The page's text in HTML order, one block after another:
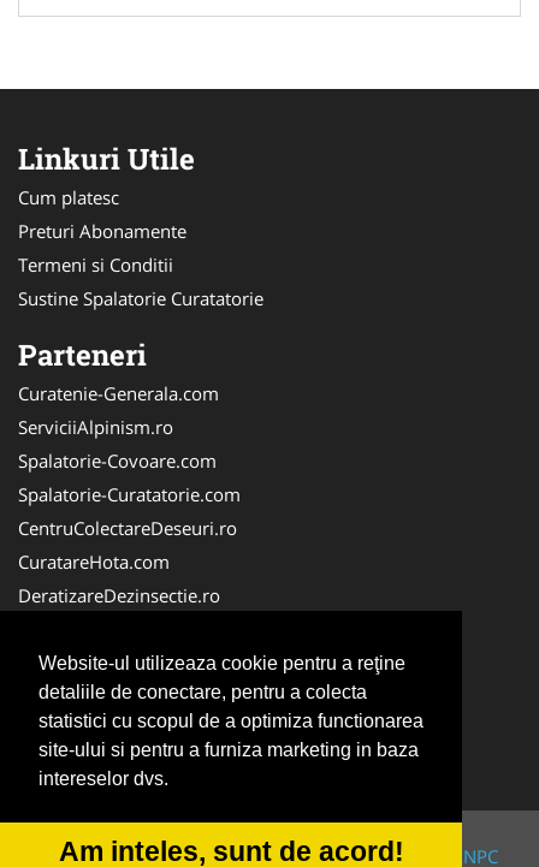
Website-ul utilizeaza cookie pentru a reţine
detaliile de conectare, pentru a colecta
statistici cu scopul de a optimiza functionarea
site-ului si pentru a furniza marketing in baza
intereselor dvs.
Am inteles, sunt de acord!
Linkuri Utile
Cum platesc
Preturi Abonamente
Termeni si Conditii
Sustine Spalatorie Curatatorie
Parteneri
Curatenie-Generala.com
ServiciiAlpinism.ro
Spalatorie-Covoare.com
Spalatorie-Curatatorie.com
CentruColectareDeseuri.ro
CuratareHota.com
DeratizareDezinsectie.ro
ColectareDeseuriMedicale.com
FirmaDeratizare.ro
Service-Reparatii.com
Servicii-DDD.com
© 2014-2026 Powered byVilonMedia&TekaBility ANPC